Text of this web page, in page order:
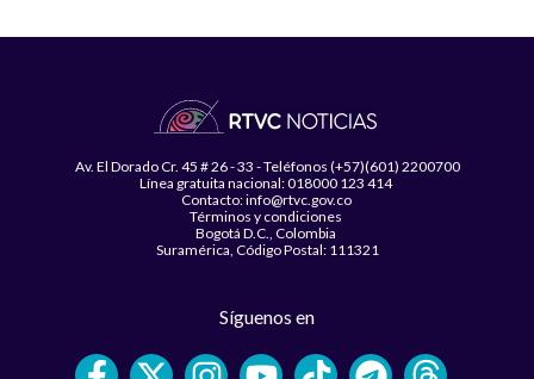
Av. El Dorado Cr. 45 # 26 - 33 - Teléfonos (+57)(601) 2200700
Línea gratuita nacional: 018000 123 414
Contacto: info@rtvc.gov.co
Términos y condiciones
Bogotá D.C., Colombia
Suramérica, Código Postal: 111321
Síguenos en